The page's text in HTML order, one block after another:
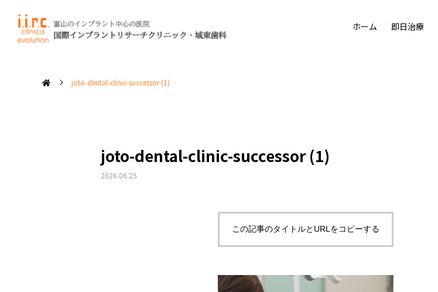
ホーム 即日治療
joto-dental-clinic-successor (1)
joto-dental-clinic-successor (1)
2026.06.25
この記事のタイトルとURLをコピーする